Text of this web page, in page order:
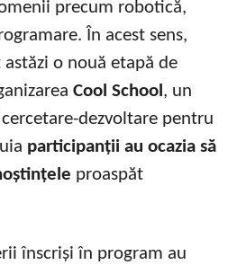
precum robotică,
În acest sens,
o nouă etapă de
Cool School , un
dezvoltare pentru
participanții au ocazia să
proaspăt
înscriși în program au